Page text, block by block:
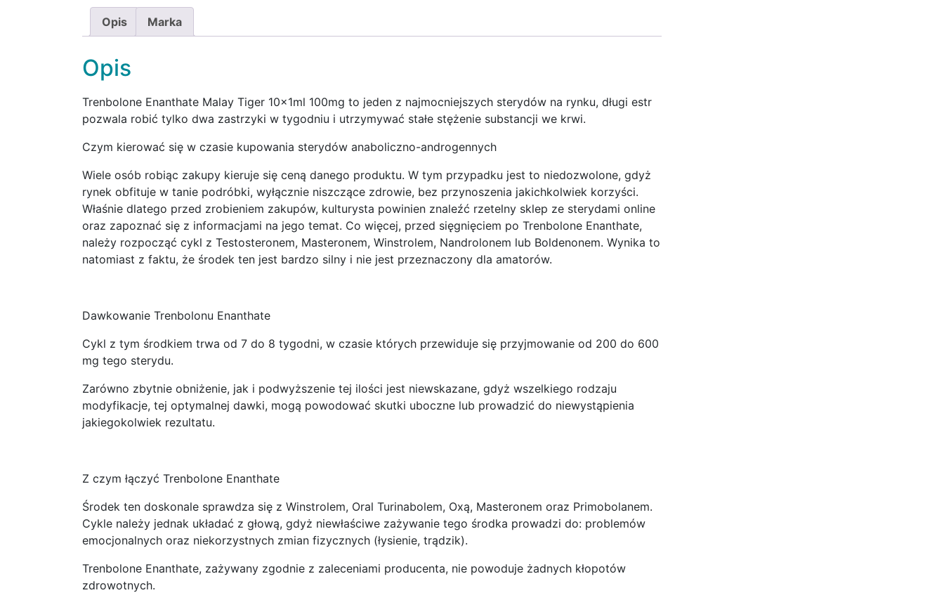
Opis Marka
Opis
Trenbolone Enanthate Malay Tiger 10x1ml 100mg to jeden z najmocniejszych sterydów na rynku, długi estr
pozwala robić tylko dwa zastrzyki w tygodniu i utrzymywać stałe stężenie substancji we krwi.
Czym kierować się w czasie kupowania sterydów anaboliczno-androgennych
Wiele osób robiąc zakupy kieruje się ceną danego produktu. W tym przypadku jest to niedozwolone, gdyż
rynek obfituje w tanie podróbki, wyłącznie niszczące zdrowie, bez przynoszenia jakichkolwiek korzyści.
Właśnie dlatego przed zrobieniem zakupów, kulturysta powinien znaleźć rzetelny sklep ze sterydami online
oraz zapoznać się z informacjami na jego temat. Co więcej, przed sięgnięciem po Trenbolone Enanthate,
należy rozpocząć cykl z Testosteronem, Masteronem, Winstrolem, Nandrolonem lub Boldenonem. Wynika to
natomiast z faktu, że środek ten jest bardzo silny i nie jest przeznaczony dla amatorów.
Dawkowanie Trenbolonu Enanthate
Cykl z tym środkiem trwa od 7 do 8 tygodni, w czasie których przewiduje się przyjmowanie od 200 do 600
mg tego sterydu.
Zarówno zbytnie obniżenie, jak i podwyższenie tej ilości jest niewskazane, gdyż wszelkiego rodzaju
modyfikacje, tej optymalnej dawki, mogą powodować skutki uboczne lub prowadzić do niewystąpienia
jakiegokolwiek rezultatu.
Z czym łączyć Trenbolone Enanthate
Środek ten doskonale sprawdza się z Winstrolem, Oral Turinabolem, Oxą, Masteronem oraz Primobolanem.
Cykle należy jednak układać z głową, gdyż niewłaściwe zażywanie tego środka prowadzi do: problemów
emocjonalnych oraz niekorzystnych zmian fizycznych (łysienie, trądzik).
Trenbolone Enanthate, zażywany zgodnie z zaleceniami producenta, nie powoduje żadnych kłopotów
zdrowotnych.